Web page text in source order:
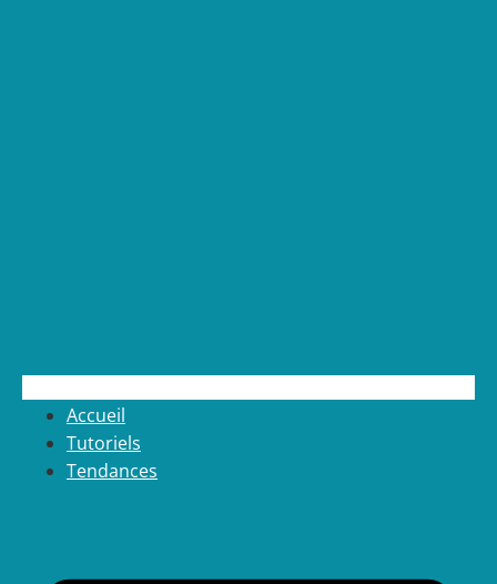
Accueil
Tutoriels
Tendances